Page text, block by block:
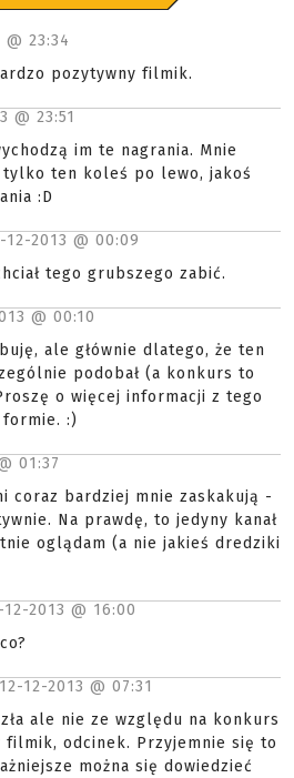
@ 23:34
pozytywny filmik.
@ 23:51
im te nagrania. Mnie
tylko ten koleś po lewo, jakoś
:D
12-2013 @ 00:09
tego grubszego zabić.
@ 00:10
ale głównie dlatego, że ten
podobał (a konkurs to
o więcej informacji z tego
:)
01:37
coraz bardziej mnie zaskakują -
Na prawdę, to jedyny kanał
oglądam (a nie jakieś dredziki
12-2013 @ 16:00
12-12-2013 @ 07:31
ale nie ze względu na konkurs
filmik, odcinek. Przyjemnie się to
można się dowiedzieć